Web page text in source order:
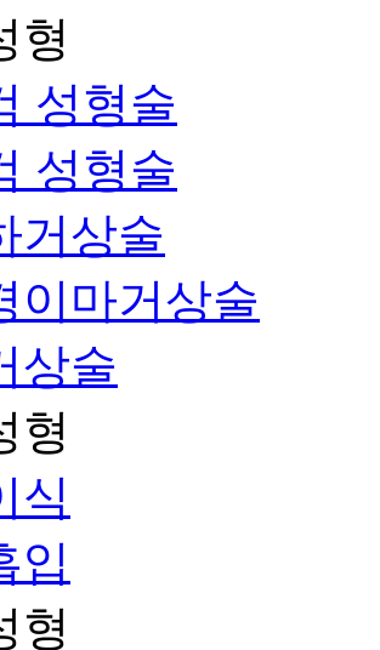
형
성형술
성형술
거상술
이마거상술
상술
형
식
입
형